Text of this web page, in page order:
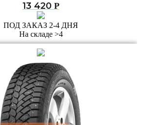
13 420 Р
ПОД ЗАКАЗ 2-4 ДНЯ
На складе >4